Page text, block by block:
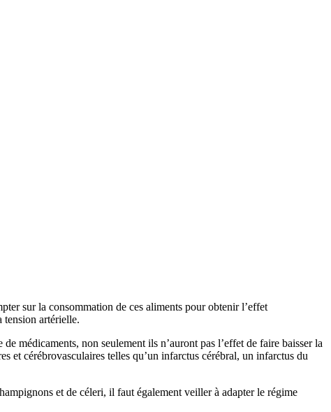
sur la consommation de ces aliments pour obtenir l’effet
tension artérielle.
médicaments, non seulement ils n’auront pas l’effet de faire baisser la
et cérébrovasculaires telles qu’un infarctus cérébral, un infarctus du
et de céleri, il faut également veiller à adapter le régime